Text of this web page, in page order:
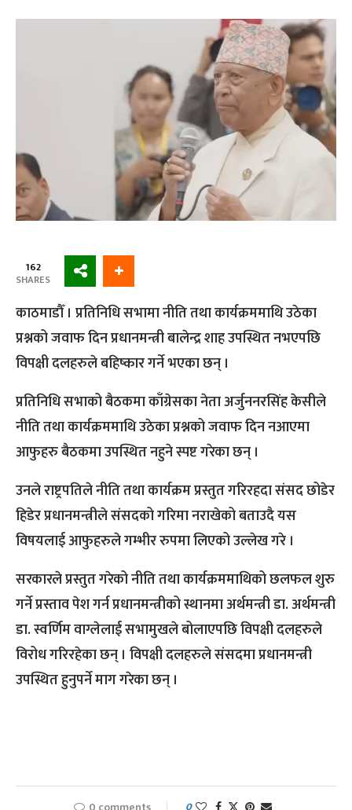
162
SHARES
काठमाडौँ । प्रतिनिधि सभामा नीति तथा कार्यक्रममाथि उठेका
प्रश्नको जवाफ दिन प्रधानमन्त्री बालेन्द्र शाह उपस्थित नभएपछि
विपक्षी दलहरुले बहिष्कार गर्ने भएका छन् ।
प्रतिनिधि सभाको बैठकमा काँग्रेसका नेता अर्जुननरसिंह केसीले
नीति तथा कार्यक्रममाथि उठेका प्रश्नको जवाफ दिन नआएमा
आफुहरु बैठकमा उपस्थित नहुने स्पष्ट गरेका छन् ।
उनले राष्ट्रपतिले नीति तथा कार्यक्रम प्रस्तुत गरिरहदा संसद छोडेर
हिडेर प्रधानमन्त्रीले संसदको गरिमा नराखेको बताउदै यस
विषयलाई आफुहरुले गम्भीर रुपमा लिएको उल्लेख गरे ।
सरकारले प्रस्तुत गरेको नीति तथा कार्यक्रममाथिको छलफल शुरु
गर्ने प्रस्ताव पेश गर्न प्रधानमन्त्रीको स्थानमा अर्थमन्त्री डा. अर्थमन्त्री
डा. स्वर्णिम वाग्लेलाई सभामुखले बोलाएपछि विपक्षी दलहरुले
विरोध गरिरहेका छन् । विपक्षी दलहरुले संसदमा प्रधानमन्त्री
उपस्थित हुनुपर्ने माग गरेका छन् ।